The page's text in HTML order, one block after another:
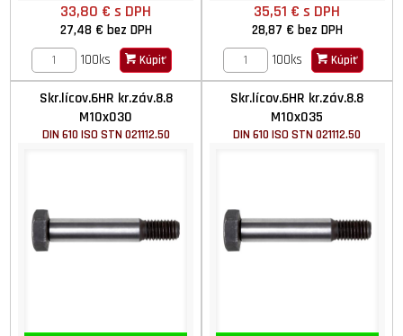
33,80 €s DPH
27,48 € bez DPH
100ks
Kúpiť
35,51 €s DPH
28,87 € bez DPH
100ks
Kúpiť
Skr.lícov.6HR kr.záv.8.8
M10x030
DIN 610 ISO STN 021112.50
Skr.lícov.6HR kr.záv.8.8
M10x035
DIN 610 ISO STN 021112.50